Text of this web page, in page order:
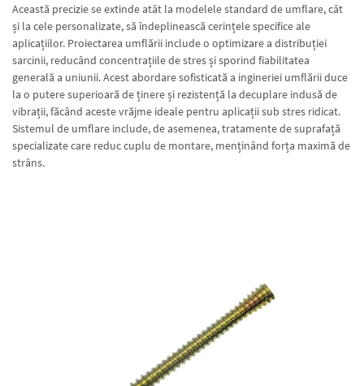
Această precizie se extinde atât la modelele standard de umflare, cât
și la cele personalizate, să îndeplinească cerințele specifice ale
aplicațiilor. Proiectarea umflării include o optimizare a distribuției
sarcinii, reducând concentrațiile de stres și sporind fiabilitatea
generală a uniunii. Acest abordare sofisticată a ingineriei umflării duce
la o putere superioară de ținere și rezistență la decuplare indusă de
vibrații, făcând aceste vrăjme ideale pentru aplicații sub stres ridicat.
Sistemul de umflare include, de asemenea, tratamente de suprafață
specializate care reduc cuplu de montare, menținând forța maximă de
strâns.